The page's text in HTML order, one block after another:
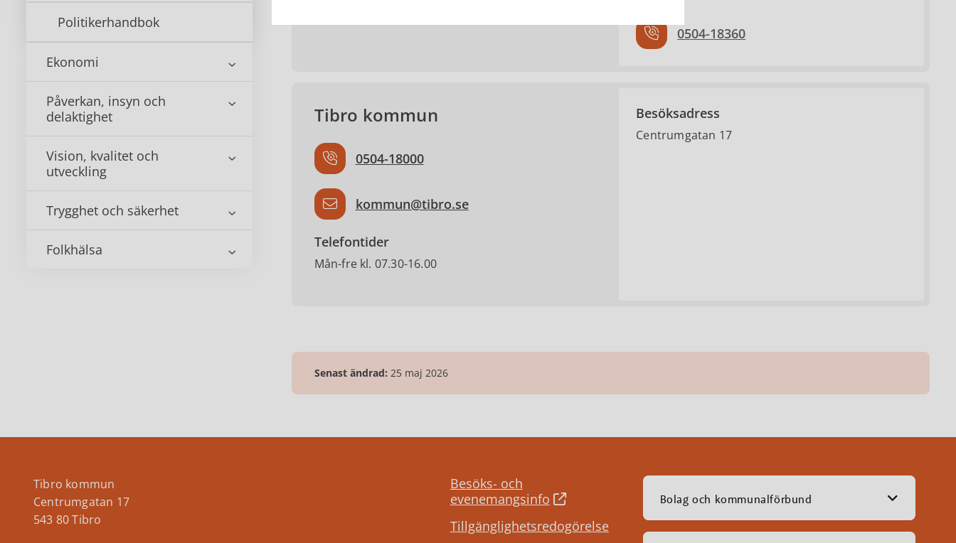
Politikerhandbok
Ekonomi
Påverkan, insyn och
delaktighet
Vision, kvalitet och
utveckling
Trygghet och säkerhet
Folkhälsa
0504-18360
Tibro kommun
0504-18000
kommun@tibro.se
Telefontider
Mån-fre kl. 07.30-16.00
Besöksadress
Centrumgatan 17
Senast ändrad: 25 maj 2026
Tibro kommun
Centrumgatan 17
543 80 Tibro
Besöks- och
evenemangsinfo
Tillgänglighetsredogörelse
Bolag och kommunalförbund